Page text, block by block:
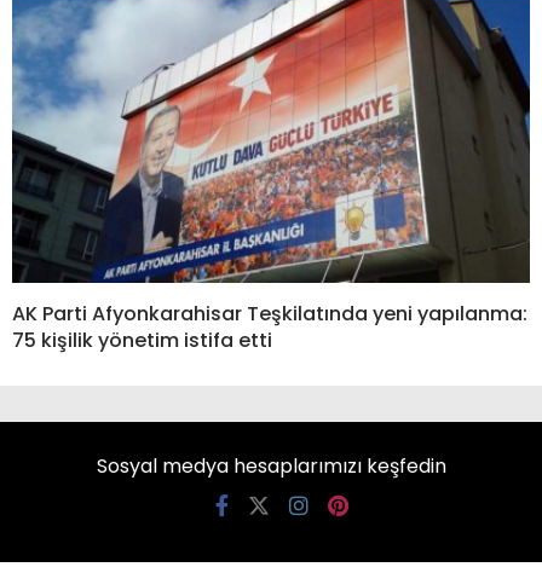
AK Parti Afyonkarahisar Teşkilatında yeni yapılanma:
75 kişilik yönetim istifa etti
Sosyal medya hesaplarımızı keşfedin